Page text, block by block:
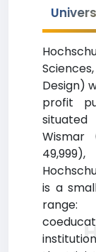
Design)
profit
Wismar
is a